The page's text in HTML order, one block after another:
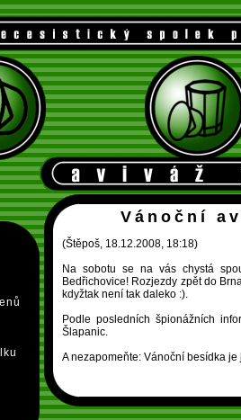
Vánoční
(Štěpoš, 18.12.2008, 18:18)
Na sobotu se na vás chystá
Bedřichovice! Rozjezdy zpět do
kdyžtak není tak daleko :).
Podle posledních špionážních
Šlapanic.
A nezapomeňte: Vánoční besídka